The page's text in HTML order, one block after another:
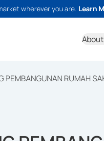
wherever you are. Learn
PEMBANGUNAN RUMAH